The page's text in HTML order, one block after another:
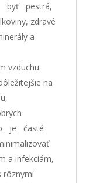
byť pestrá,
zdravé
a
vzduchu
na
je časté
a infekciám,
rôznymi